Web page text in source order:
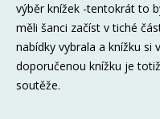
výběr knížek -tentokrát to
měli šanci začíst v tiché
nabídky vybrala a knížku
doporučenou knížku je
soutěže.